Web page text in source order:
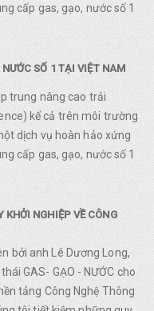
cấp gas, gạo, nước số 1
SỐ 1 TẠI VIỆT NAM
trung nâng cao trải
kể cả trên môi trường
dịch vụ hoàn hảo xứng
cấp gas, gạo, nước số 1
KHỞI NGHIỆP VỀ CÔNG
bởi anh Lê Dương Long,
GAS- GẠO - NƯỚC cho
tảng Công Nghệ Thông